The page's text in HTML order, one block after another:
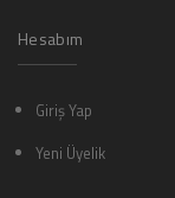
Hesabım
Giriş Yap
Yeni Üyelik